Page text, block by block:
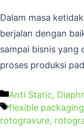
Dalam masa
berjalan dengan
sampai bisnis yang
proses produksi
Anti Static,
flexible packaging
rotogravure,